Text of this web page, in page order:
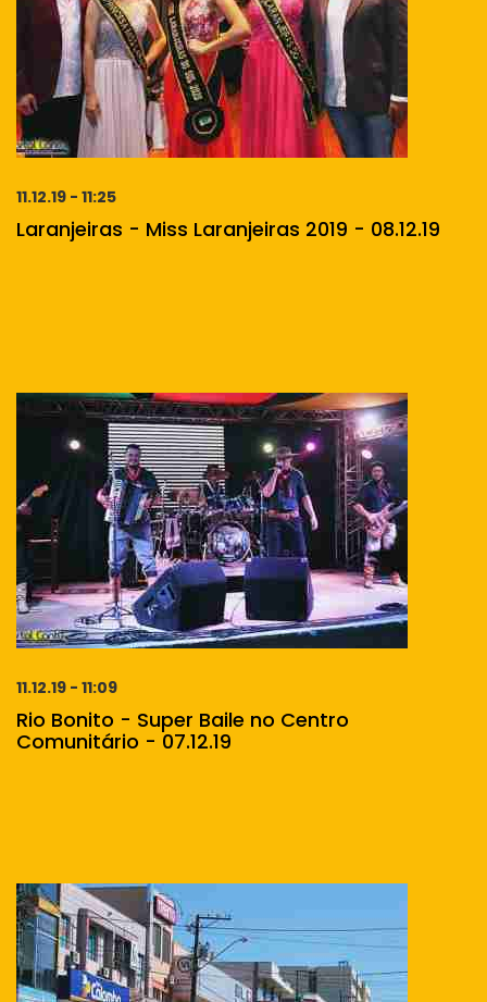
11.12.19 - 11:25
Laranjeiras - Miss Laranjeiras 2019 - 08.12.19
11.12.19 - 11:09
Rio Bonito - Super Baile no Centro
Comunitário - 07.12.19